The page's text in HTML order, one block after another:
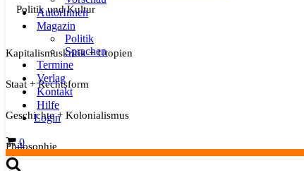
AutorInnen
Magazin
Politik
Sprachen
Termine
Verlag
Kontakt
Hilfe
Login
Warenkorb
0
Politik und Kultur
Kapitalismuskritik + Utopien
Staat + Rechtsform
Geschichte + Kolonialismus
Philosophie